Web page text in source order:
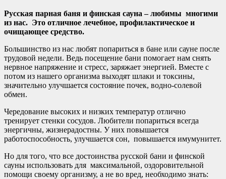
Русская парная баня и финская сауна – любимы многими
из нас. Это отличное лечебное, профилактическое и
очищающее средство.
Большинство из нас любят попариться в бане или сауне после
трудовой недели. Ведь посещение бани помогает нам снять
нервное напряжение и стресс, заряжает энергией. Вместе с
потом из нашего организма выходят шлаки и токсины,
значительно улучшается состояние почек, водно-солевой
обмен.
Чередование высоких и низких температур отлично
тренирует стенки сосудов. Любители попариться всегда
энергичны, жизнерадостны. У них повышается
работоспособность, улучшается сон, повышается имумунитет.
Но для того, что все достоинства русской бани и финской
сауны использовать для максимальной, оздоровительной
помощи своему организму, а не во вред, необходимо знать: